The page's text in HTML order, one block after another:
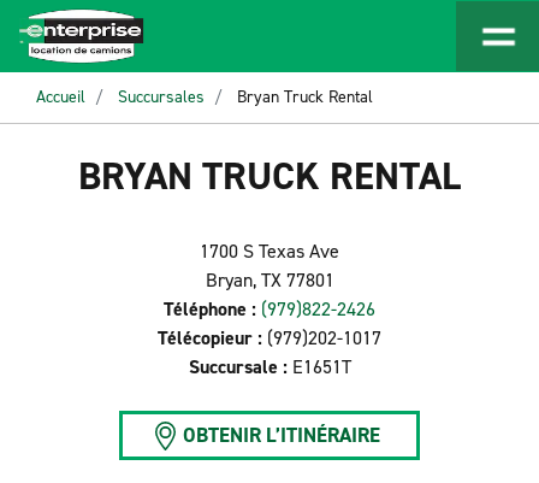
Accueil Succursales Bryan Truck Rental
BRYAN TRUCK RENTAL
1700 S Texas Ave
Bryan, TX 77801
Téléphone : (979)822-2426
Télécopieur : (979)202-1017
Succursale : E1651T
OBTENIR L’ITINÉRAIRE